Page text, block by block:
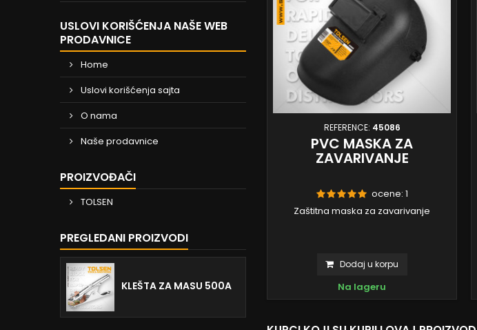
USLOVI KORIŠĆENJA NAŠE WEB
PRODAVNICE
Home
Uslovi korišćenja sajta
O nama
Naše prodavnice
PROIZVOĐAČI
TOLSEN
PREGLEDANI PROIZVODI
KLEŠTA ZA MASU 500A
REFERENCE: 45086
PVC MASKA ZA
ZAVARIVANJE
ocene: 1
Zaštitna maska za zavarivanje
Dodaj u korpu
Na lageru